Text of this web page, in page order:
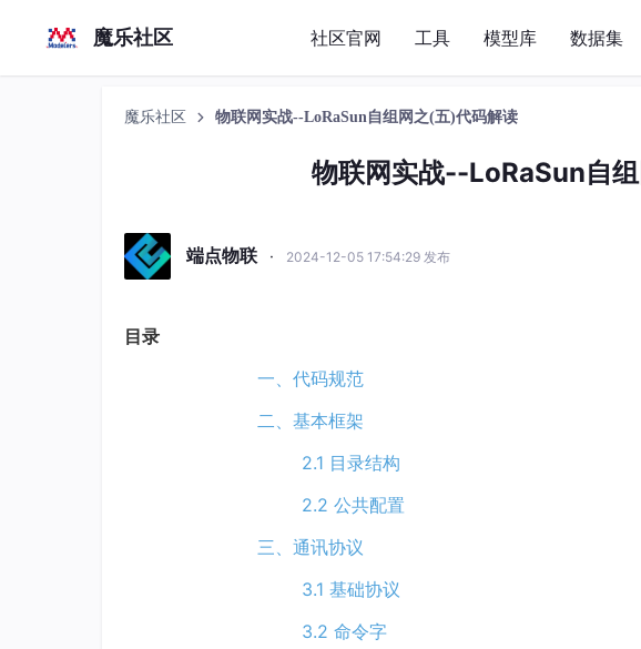
魔乐社区 社区官网 工具 模型库 数据集
魔乐社区 物联网实战--LoRaSun自组网之(五)代码解读
物联网实战--LoRaSun自
端点物联 · 2024-12-05 17:54:29 发布
目录
一、代码规范
二、基本框架
2.1 目录结构
2.2 公共配置
三、通讯协议
3.1 基础协议
3.2 命令字